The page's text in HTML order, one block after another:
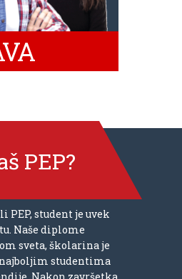
PEP?
PEP, student je uvek
Naše diplome
sveta, školarina je
studentima